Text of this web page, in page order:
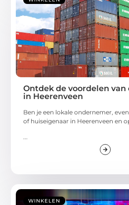
Ontdek de voordelen
in Heerenveen
Ben je een lokale ondernemer,
of huiseigenaar in Heerenveen en
...
WINKELEN